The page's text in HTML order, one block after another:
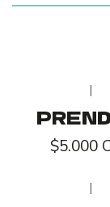
|
$5.000
|